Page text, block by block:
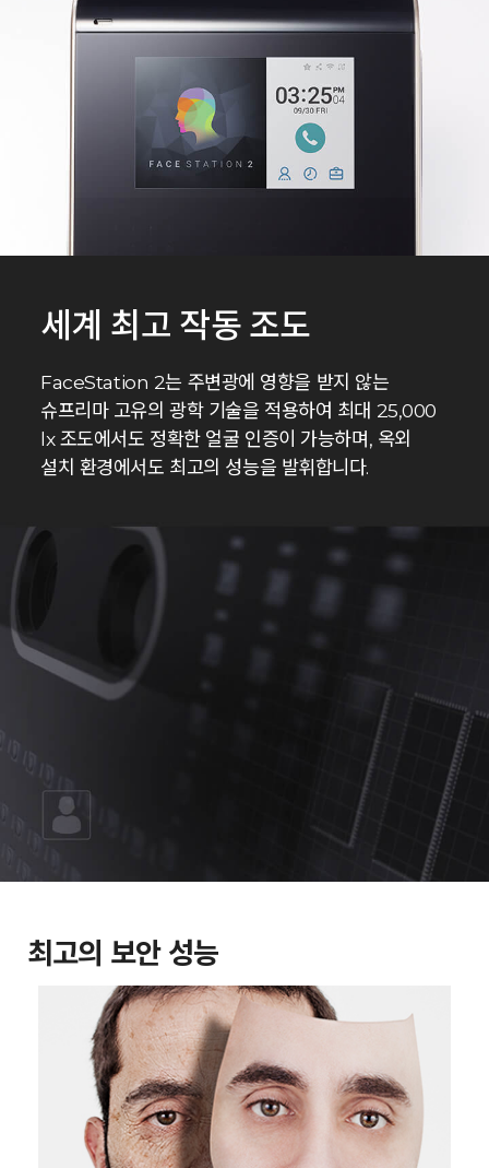
세계 최고 작동 조도
FaceStation 2는 주변광에 영향을 받지 않는
슈프리마 고유의 광학 기술을 적용하여 최대 25,000
lx 조도에서도 정확한 얼굴 인증이 가능하며, 옥외
설치 환경에서도 최고의 성능을 발휘합니다.
최고의 보안 성능